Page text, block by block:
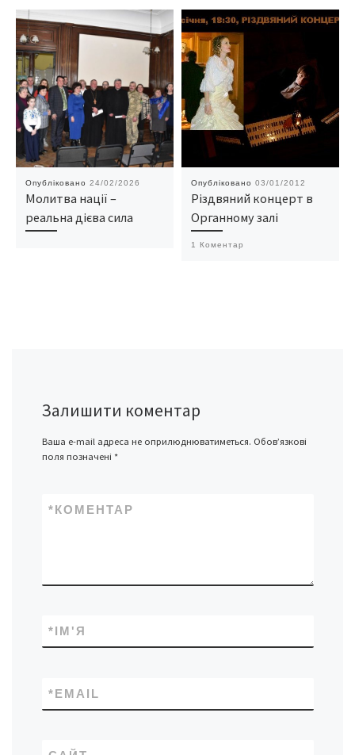
Опубліковано 24/02/2026
Молитва нації –
реальна дієва сила
Опубліковано 03/01/2012
Різдвяний концерт в
Органному залі
1 Коментар
Залишити коментар
Ваша e-mail адреса не оприлюднюватиметься. Обов’язкові
поля позначені *
КОМЕНТАР
*
ІМ'Я
*
EMAIL
*